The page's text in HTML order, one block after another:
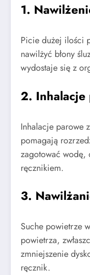
1.
Picie dużej ilości
nawilżyć błony
wydostaje się z
2. Inhalacje
Inhalacje parowe
pomagają
zagotować wodę,
ręcznikiem.
3.
Suche powietrze
powietrza,
zmniejszenie
ręcznik.